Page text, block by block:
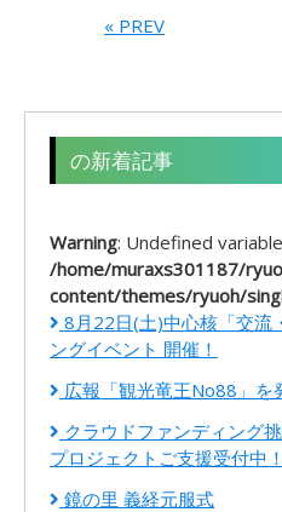
« PREV
の新着記事
Warning: Undefined
/home/muraxs301187/
content/themes/ryuoh/
8月22日(土)中心核「交流
ングイベント 開催！
広報「観光竜王No88」を
クラウドファンディング
プロジェクトご支援受付中！
鏡の里 義経元服式